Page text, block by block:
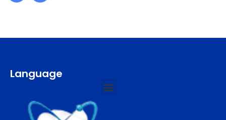
Language